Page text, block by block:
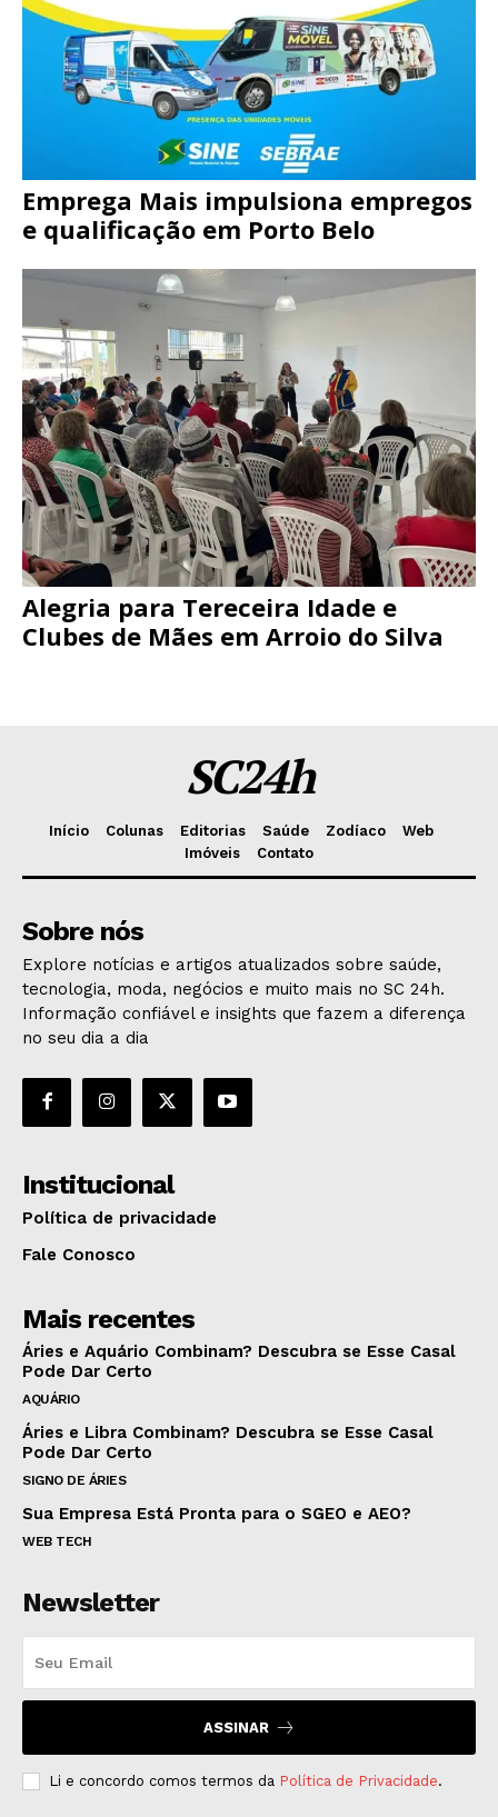
Emprega Mais impulsiona empregos
e qualificação em Porto Belo
Alegria para Tereceira Idade e
Clubes de Mães em Arroio do Silva
SC24h
Início Colunas Editorias Saúde Zodíaco
Web
Imóveis
Contato
Sobre nós
Explore notícias e artigos atualizados sobre saúde,
tecnologia, moda, negócios e muito mais no SC 24h.
Informação confiável e insights que fazem a diferença
no seu dia a dia
Institucional
Política de privacidade
Fale Conosco
Mais recentes
Áries e Aquário Combinam? Descubra se Esse Casal
Pode Dar Certo
AQUÁRIO
Áries e Libra Combinam? Descubra se Esse Casal
Pode Dar Certo
SIGNO DE ÁRIES
Sua Empresa Está Pronta para o SGEO e AEO?
WEB TECH
Newsletter
ASSINAR
Li e concordo comos termos da Política de Privacidade.